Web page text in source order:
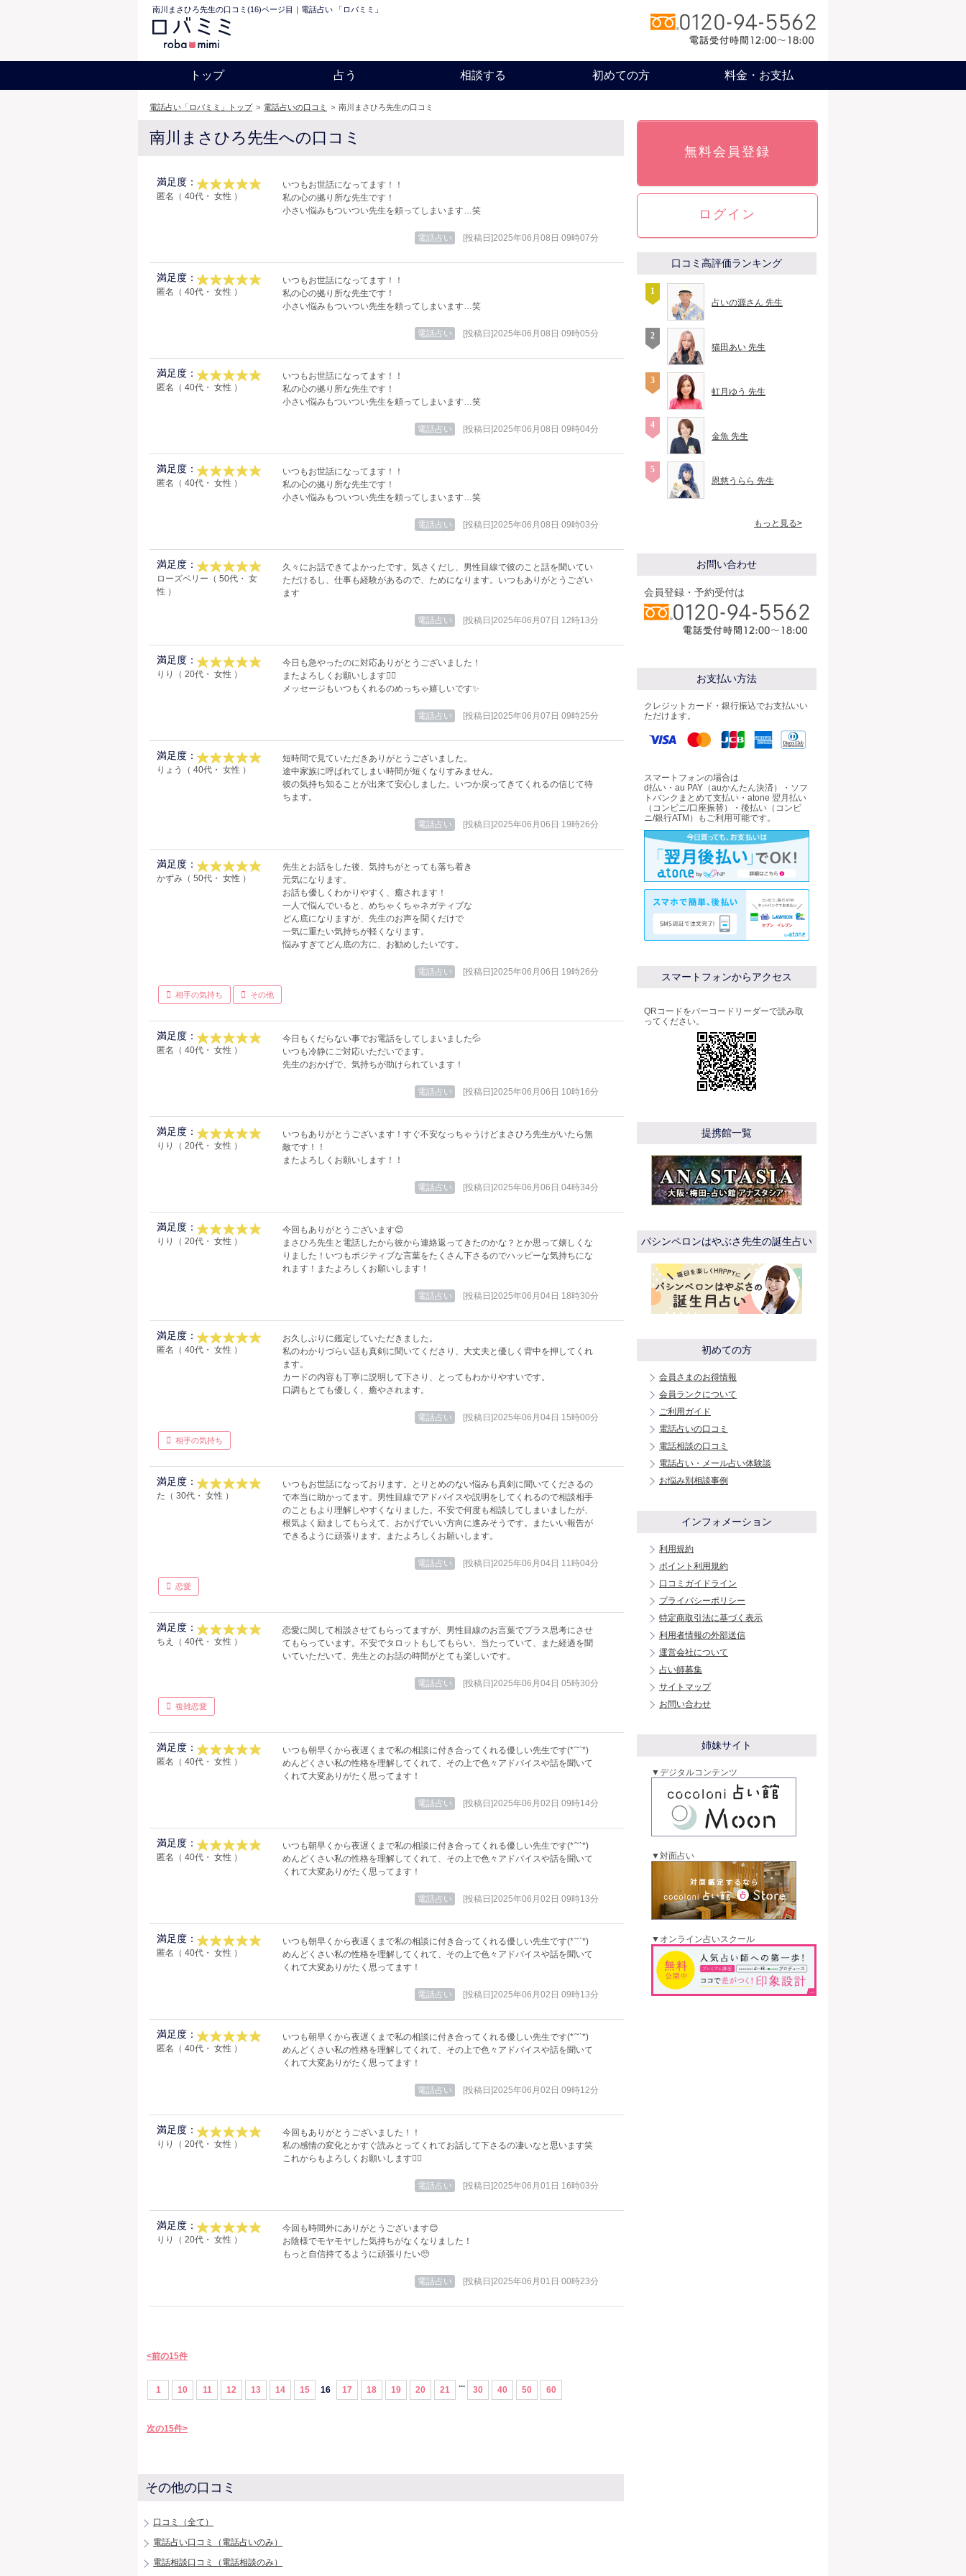
南川まさひろ先生の口コミ(16)ページ目｜電話占い 「ロバミミ」
トップ 占う 相談する 初めての方 料金・お支払
電話占い「ロバミミ」トップ > 電話占いの口コミ > 南川まさひろ先生の口コミ
南川まさひろ先生への口コミ
満足度：
匿名（ 40代・ 女性 ）
いつもお世話になってます！！
私の心の拠り所な先生です！
小さい悩みもついつい先生を頼ってしまいます…笑
電話占い [投稿日]2025年06月08日 09時07分
満足度：
匿名（ 40代・ 女性 ）
いつもお世話になってます！！
私の心の拠り所な先生です！
小さい悩みもついつい先生を頼ってしまいます…笑
電話占い [投稿日]2025年06月08日 09時05分
満足度：
匿名（ 40代・ 女性 ）
いつもお世話になってます！！
私の心の拠り所な先生です！
小さい悩みもついつい先生を頼ってしまいます…笑
電話占い [投稿日]2025年06月08日 09時04分
満足度：
匿名（ 40代・ 女性 ）
いつもお世話になってます！！
私の心の拠り所な先生です！
小さい悩みもついつい先生を頼ってしまいます…笑
電話占い [投稿日]2025年06月08日 09時03分
満足度：
ローズベリー（ 50代・ 女
性 ）
久々にお話できてよかったです。気さくだし、男性目線で彼のこと話を聞いてい
ただけるし、仕事も経験があるので、ためになります。いつもありがとうござい
ます
電話占い [投稿日]2025年06月07日 12時13分
満足度：
りり（ 20代・ 女性 ）
今日も急やったのに対応ありがとうございました！
またよろしくお願いします🙇‍♀️
メッセージもいつもくれるのめっちゃ嬉しいです✨
電話占い [投稿日]2025年06月07日 09時25分
満足度：
りょう（ 40代・ 女性 ）
短時間で見ていただきありがとうございました。
途中家族に呼ばれてしまい時間が短くなりすみません。
彼の気持ち知ることが出来て安心しました。いつか戻ってきてくれるの信じて待
ちます。
電話占い [投稿日]2025年06月06日 19時26分
満足度：
かずみ（ 50代・ 女性 ）
先生とお話をした後、気持ちがとっても落ち着き
元気になります。
お話も優しくわかりやすく、癒されます！
一人で悩んでいると、めちゃくちゃネガティブな
どん底になりますが、先生のお声を聞くだけで
一気に重たい気持ちが軽くなります。
悩みすぎてどん底の方に、お勧めしたいです。
電話占い [投稿日]2025年06月06日 19時26分
相手の気持ち その他
満足度：
匿名（ 40代・ 女性 ）
今日もくだらない事でお電話をしてしまいました💦
いつも冷静にご対応いただいでます。
先生のおかげで、気持ちが助けられています！
電話占い [投稿日]2025年06月06日 10時16分
満足度：
りり（ 20代・ 女性 ）
いつもありがとうございます！すぐ不安なっちゃうけどまさひろ先生がいたら無
敵です！！
またよろしくお願いします！！
電話占い [投稿日]2025年06月06日 04時34分
満足度：
りり（ 20代・ 女性 ）
今回もありがとうございます😊
まさひろ先生と電話したから彼から連絡返ってきたのかな？とか思って嬉しくな
りました！いつもポジティブな言葉をたくさん下さるのでハッピーな気持ちにな
れます！またよろしくお願いします！
電話占い [投稿日]2025年06月04日 18時30分
満足度：
匿名（ 40代・ 女性 ）
お久しぶりに鑑定していただきました。
私のわかりづらい話も真剣に聞いてくださり、大丈夫と優しく背中を押してくれ
ます。
カードの内容も丁寧に説明して下さり、とってもわかりやすいです。
口調もとても優しく、癒やされます。
電話占い [投稿日]2025年06月04日 15時00分
相手の気持ち
満足度：
た（ 30代・ 女性 ）
いつもお世話になっております。とりとめのない悩みも真剣に聞いてくださるの
で本当に助かってます。男性目線でアドバイスや説明をしてくれるので相談相手
のこともより理解しやすくなりました。不安で何度も相談してしまいましたが、
根気よく励ましてもらえて、おかげでいい方向に進みそうです。またいい報告が
できるように頑張ります。またよろしくお願いします。
電話占い [投稿日]2025年06月04日 11時04分
恋愛
満足度：
ちえ（ 40代・ 女性 ）
恋愛に関して相談させてもらってますが、男性目線のお言葉でプラス思考にさせ
てもらっています。不安でタロットもしてもらい、当たっていて、また経過を聞
いていただいて、先生とのお話の時間がとても楽しいです。
電話占い [投稿日]2025年06月04日 05時30分
複雑恋愛
満足度：
匿名（ 40代・ 女性 ）
いつも朝早くから夜遅くまで私の相談に付き合ってくれる優しい先生です(*ˊ˘ˋ*)
めんどくさい私の性格を理解してくれて、その上で色々アドバイスや話を聞いて
くれて大変ありがたく思ってます！
電話占い [投稿日]2025年06月02日 09時14分
満足度：
匿名（ 40代・ 女性 ）
いつも朝早くから夜遅くまで私の相談に付き合ってくれる優しい先生です(*ˊ˘ˋ*)
めんどくさい私の性格を理解してくれて、その上で色々アドバイスや話を聞いて
くれて大変ありがたく思ってます！
電話占い [投稿日]2025年06月02日 09時13分
満足度：
匿名（ 40代・ 女性 ）
いつも朝早くから夜遅くまで私の相談に付き合ってくれる優しい先生です(*ˊ˘ˋ*)
めんどくさい私の性格を理解してくれて、その上で色々アドバイスや話を聞いて
くれて大変ありがたく思ってます！
電話占い [投稿日]2025年06月02日 09時13分
満足度：
匿名（ 40代・ 女性 ）
いつも朝早くから夜遅くまで私の相談に付き合ってくれる優しい先生です(*ˊ˘ˋ*)
めんどくさい私の性格を理解してくれて、その上で色々アドバイスや話を聞いて
くれて大変ありがたく思ってます！
電話占い [投稿日]2025年06月02日 09時12分
満足度：
りり（ 20代・ 女性 ）
今回もありがとうございました！！
私の感情の変化とかすぐ読みとってくれてお話して下さるの凄いなと思います笑
これからもよろしくお願いします🙇‍♀️
電話占い [投稿日]2025年06月01日 16時03分
満足度：
りり（ 20代・ 女性 ）
今回も時間外にありがとうございます😊
お陰様でモヤモヤした気持ちがなくなりました！
もっと自信持てるように頑張りたい🥺
電話占い [投稿日]2025年06月01日 00時23分
<前の15件
1 10 11 12 13 14 15 16 17 18 19 20 21
...
30 40 50 60
次の15件>
その他の口コミ
口コミ（全て）
電話占い口コミ（電話占いのみ）
電話相談口コミ（電話相談のみ）
無料会員登録
ログイン
口コミ高評価ランキング
占いの源さん 先生
猫田あい 先生
虹月ゆう 先生
金魚 先生
恩慈うらら 先生
もっと見る>
お問い合わせ
会員登録・予約受付は
お支払い方法
クレジットカード・銀行振込でお支払いい
ただけます。
スマートフォンの場合は
d払い・au PAY（auかんたん決済）・ソフ
トバンクまとめて支払い・atone 翌月払い
（コンビニ/口座振替）・後払い（コンビ
ニ/銀行ATM）もご利用可能です。
スマートフォンからアクセス
QRコードをバーコードリーダーで読み取
ってください。
提携館一覧
パシンペロンはやぶさ先生の誕生占い
初めての方
会員さまのお得情報
会員ランクについて
ご利用ガイド
電話占いの口コミ
電話相談の口コミ
電話占い・メール占い体験談
お悩み別相談事例
インフォメーション
利用規約
ポイント利用規約
口コミガイドライン
プライバシーポリシー
特定商取引法に基づく表示
利用者情報の外部送信
運営会社について
占い師募集
サイトマップ
お問い合わせ
姉妹サイト
▼デジタルコンテンツ
▼対面占い
▼オンライン占いスクール